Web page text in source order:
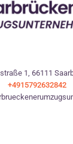
1, 66111
+4915792632842